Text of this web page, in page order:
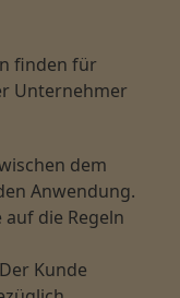
finden für
Unternehmer
dem
Anwendung.
die Regeln
Kunde